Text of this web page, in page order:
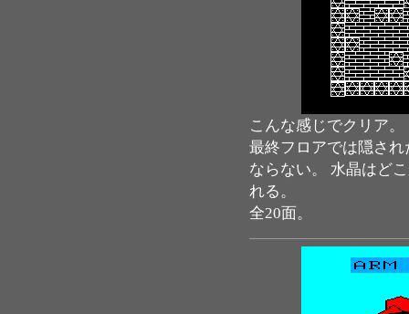
こんな感じでクリア。
最終フロアでは隠さ
ならない。 水晶はど
れる。
全20面。